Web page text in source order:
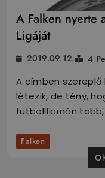
A Falken nyerte
Ligáját
2019.09.12. 4
A címben
létezik, de tény,
futballtornán
Falken